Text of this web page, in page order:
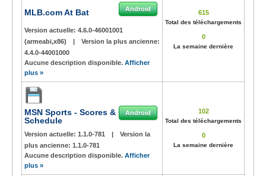
MLB.com At Bat Android
Version actuelle: 4.6.0-46001001
(armeabi,x86)
|
Version la plus ancienne:
4.4.0-44001000
Aucune description disponible. Afficher
plus »
615
Total des téléchargements
0
La semaine dernière
MSN Sports - Scores &
Schedule
Android
Version actuelle: 1.1.0-781 |
Version la
plus ancienne: 1.1.0-781
Aucune description disponible. Afficher
plus »
102
Total des téléchargements
0
La semaine dernière